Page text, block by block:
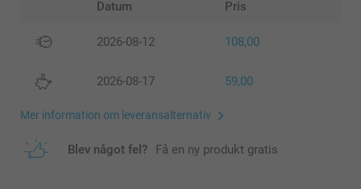
Datum Pris
2026-08-12 108,00
2026-08-17 59,00
Mer information om leveransalternativ
Blev något fel? Få en ny produkt gratis